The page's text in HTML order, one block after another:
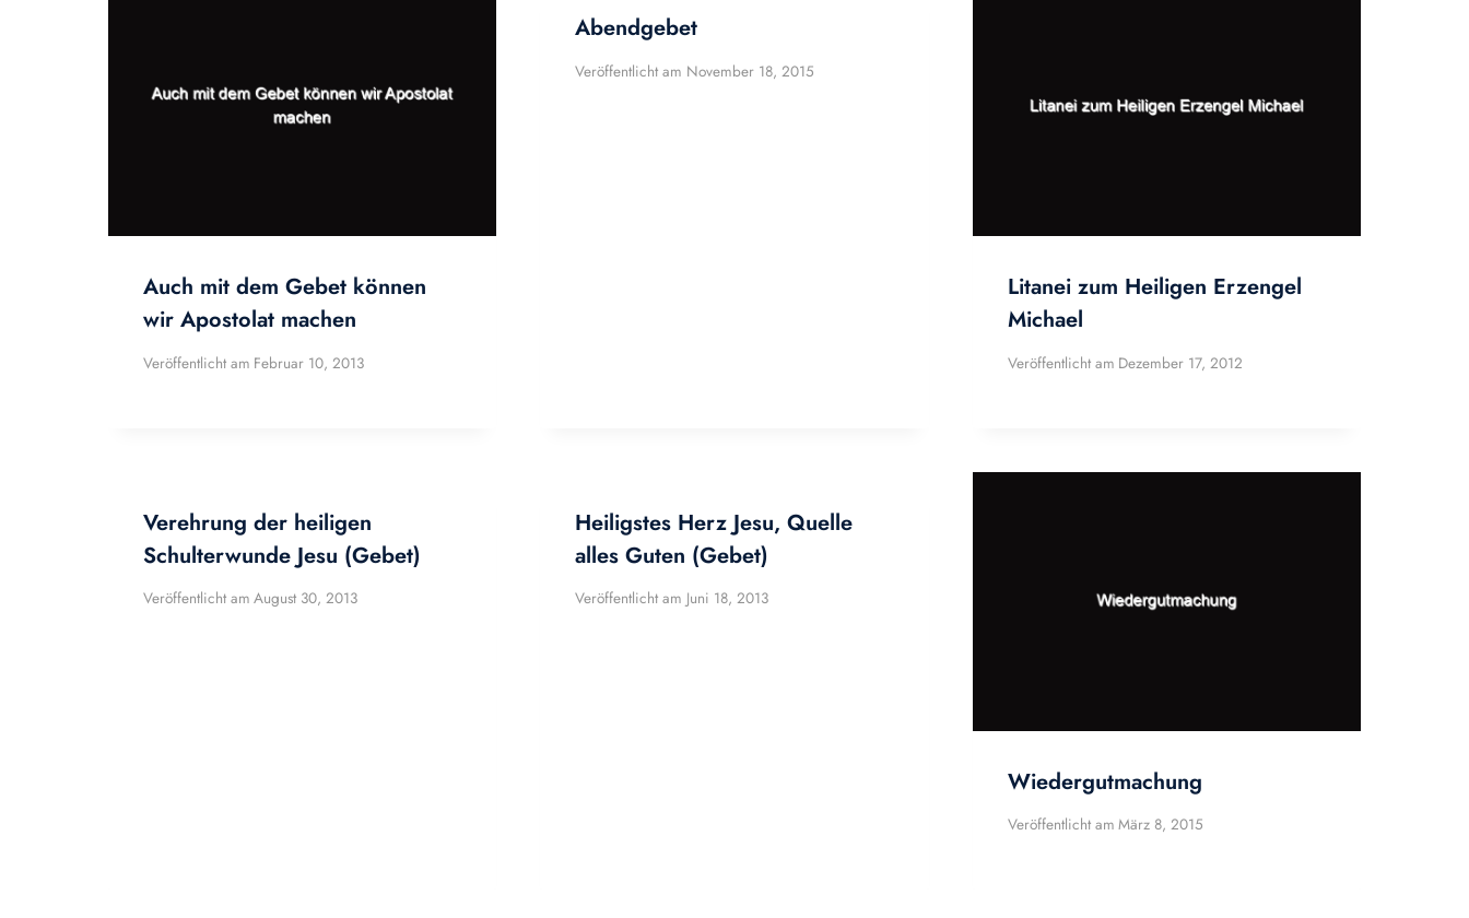
Auch mit dem Gebet können
wir Apostolat machen
Veröffentlicht am Februar 10, 2013
Abendgebet
Veröffentlicht am November 18, 2015
Litanei zum Heiligen Erzengel
Michael
Veröffentlicht am Dezember 17, 2012
Verehrung der heiligen
Schulterwunde Jesu (Gebet)
Veröffentlicht am August 30, 2013
Heiligstes Herz Jesu, Quelle
alles Guten (Gebet)
Veröffentlicht am Juni 18, 2013
Wiedergutmachung
Veröffentlicht am März 8, 2015